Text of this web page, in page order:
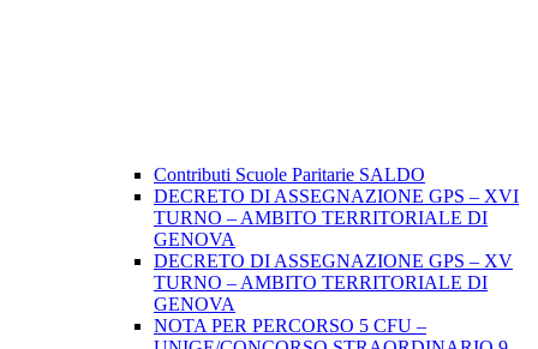
Contributi Scuole Paritarie SALDO
DECRETO DI ASSEGNAZIONE GPS – XVI
TURNO – AMBITO TERRITORIALE DI
GENOVA
DECRETO DI ASSEGNAZIONE GPS – XV
TURNO – AMBITO TERRITORIALE DI
GENOVA
NOTA PER PERCORSO 5 CFU –